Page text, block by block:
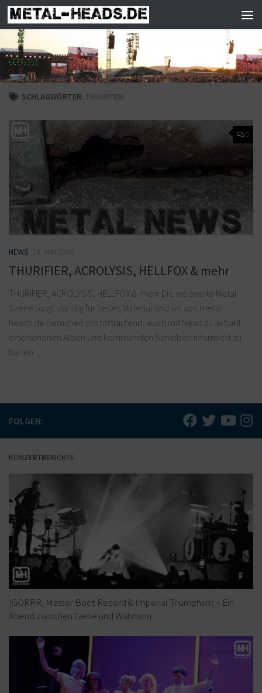
Zum Inhalt springen
SCHLAGWÖRTER: THURIFIER
0
NEWS
THURIFIER, ACROLYSIS, HELLFOX & mehr
THURIFIER, ACROLYSIS, HELLFOX & mehr Die weltweite Metal
Szene sorgt ständig für neues Material und wir von metal-
heads.de bemühen uns fortlaufend, euch mit News zu aktuell
erschienenen Alben und kommenden Scheiben informiert zu
halten....
FOLGEN:
KONZERTBERICHTE
IGORRR, Master Boot Record & Imperial Triumphant – Ein
Abend zwischen Genie und Wahnsinn